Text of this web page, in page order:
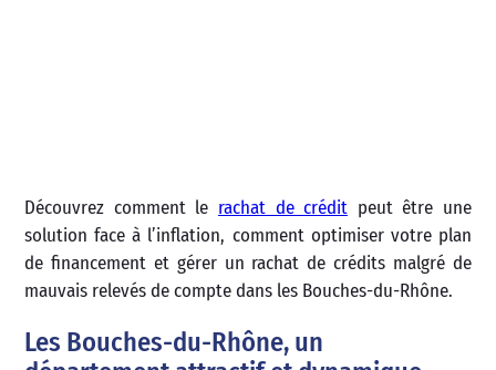
Découvrez comment le rachat de crédit peut être une
solution face à l’inflation, comment optimiser votre plan
de financement et gérer un rachat de crédits malgré de
mauvais relevés de compte dans les Bouches-du-Rhône.
Les Bouches-du-Rhône, un